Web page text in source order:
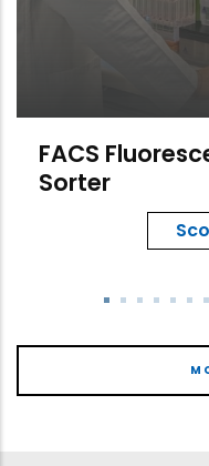
FACS
Sorter